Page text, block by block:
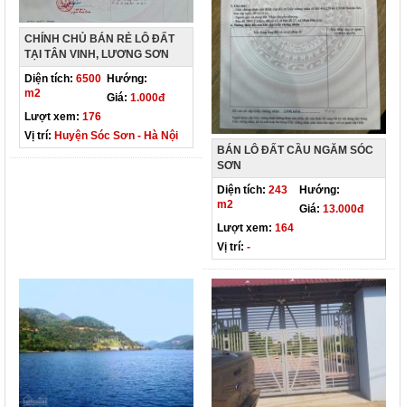
CHÍNH CHỦ BÁN RẺ LÔ ĐẤT
TẠI TÂN VINH, LƯƠNG SƠN
Diện tích: 6500
m2
Hướng:
Giá: 1.000đ
Lượt xem: 176
Vị trí: Huyện Sóc Sơn - Hà Nội
BÁN LÔ ĐẤT CẦU NGĂM SÓC
SƠN
Diện tích: 243
m2
Hướng:
Giá: 13.000đ
Lượt xem: 164
Vị trí: -